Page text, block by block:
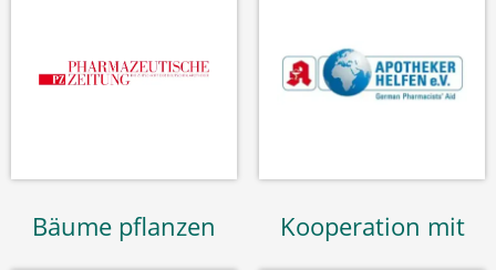
Bäume pflanzen Kooperation mit